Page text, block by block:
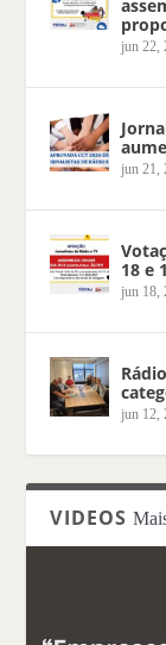
jun 22,
jun 21,
18 e
jun 18,
jun 12,
VIDEOS